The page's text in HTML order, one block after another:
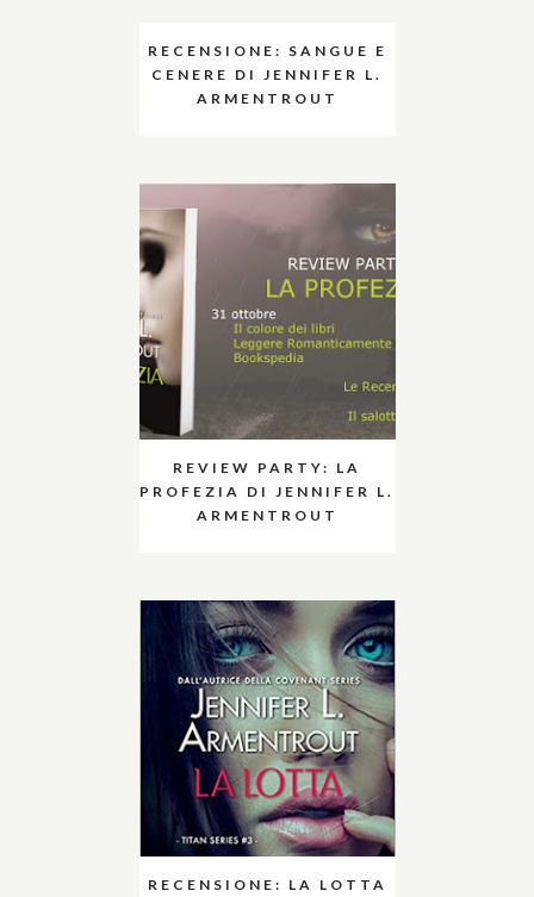
RECENSIONE: SANGUE E
CENERE DI JENNIFER L.
ARMENTROUT
REVIEW PARTY: LA
PROFEZIA DI JENNIFER L.
ARMENTROUT
RECENSIONE: LA LOTTA